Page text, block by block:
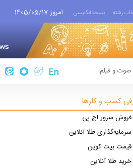
رشته نسخه انگلیسی امروز 1405/05/17
صوت و فیلم
کسب و کارها
فروش سرور اچ پی
سرمایه‌گذاری طلا آنلاین
قیمت بیت کوین
خرید طلا آنلاین